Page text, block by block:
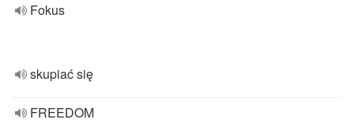
Fokus
skupiać się
FREEDOM